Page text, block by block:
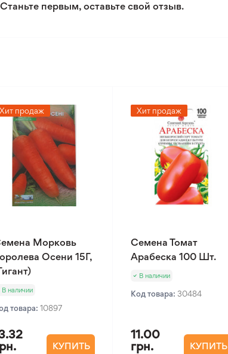
первым, оставьте свой отзыв.
Хит продаж
Морковь
Осени 15Г,
В наличии
товара: 10897
КУПИТЬ
Хит продаж
Семена Томат
Арабеска 100 Шт.
В наличии
Код товара: 30484
11.00
грн.
КУПИТЬ